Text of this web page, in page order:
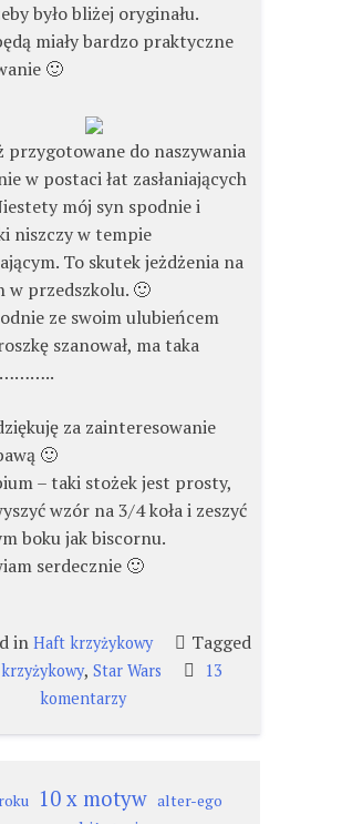
było bliżej oryginału.
miały bardzo praktyczne
🙂
przygotowane do naszywania
w postaci łat zasłaniających
mój syn spodnie i
niszczy w tempie
To skutek jeżdżenia na
w przedszkolu. 🙂
ze swoim ulubieńcem
szanował, ma taka
za zainteresowanie
🙂
– taki stożek jest prosty,
wzór na 3/4 koła i zeszyć
boku jak biscornu.
serdecznie 🙂
in Haft krzyżykowy Tagged
, Star Wars
13
komentarzydo
10 x motyw alter-ego